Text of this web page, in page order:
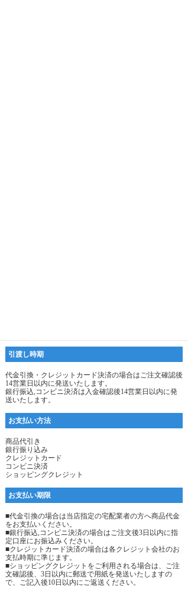
引渡し時期
代金引換・クレジットカード決済の場合はご注文確認後
14営業日以内に発送いたします。
銀行振込,コンビニ決済は入金確認後14営業日以内に発
送いたします。
お支払い方法
商品代引き
銀行振り込み
クレジットカード
コンビニ決済
ショッピングクレジット
お支払い期限
■代金引換の場合は当店指定の宅配業者の方へ商品代金
をお支払いください。
■銀行振込,コンビニ決済の場合はご注文後3日以内に指
定口座にお振込みください。
■クレジットカード決済の場合は各クレジット会社のお
支払時期に準じます。
■ショッピングクレジットをご利用される場合は、ご注
文確認後、3日以内に郵送で用紙を発送いたしますの
で、ご記入後10日以内にご返送ください。